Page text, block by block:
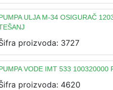
ULJA M-34 OSIGURAČ
proizvoda: 3727
VODE IMT 533 100320000
proizvoda: 4620